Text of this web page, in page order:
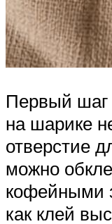
Первый шаг
на шарике
отверстие
можно
кофейными
как клей